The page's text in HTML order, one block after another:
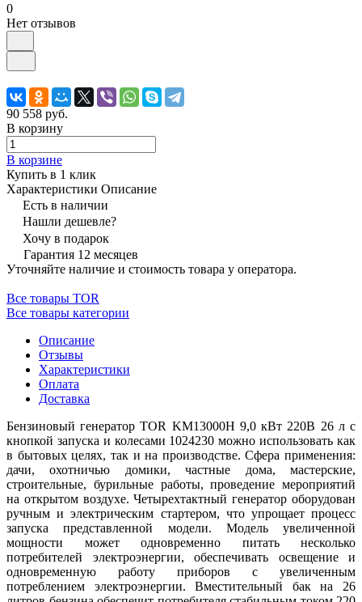
0
Нет отзывов
90 558 руб.
В корзину
В корзине
Купить в 1 клик
Характеристики Описание
Есть в наличии
Нашли дешевле?
Хочу в подарок
Гарантия 12 месяцев
Уточняйте наличие и стоимость товара у оператора.
Все товары TOR
Все товары категории
Описание
Отзывы
Характеристики
Оплата
Доставка
Бензиновый генератор TOR KM13000H 9,0 кВт 220В 26 л с
кнопкой запуска и колесами 1024230 можно использовать как
в бытовых целях, так и на производстве. Сфера применения:
дачи, охотничью домики, частные дома, мастерские,
строительные, бурильные работы, проведение мероприятий
на открытом воздухе. Четырехтактный генератор оборудован
ручным и электрическим стартером, что упрощает процесс
запуска представленной модели. Модель увеличенной
мощности может одновременно питать несколько
потребителей электроэнергии, обеспечивать освещение и
одновременную работу приборов с увеличенным
потреблением электроэнергии. Вместительный бак на 26